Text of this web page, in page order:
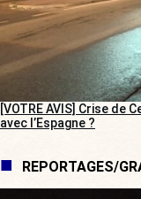
[VOTRE AVIS] Crise
avec l’Espagne ?
REPORTAGES/